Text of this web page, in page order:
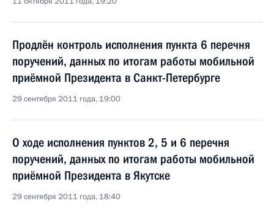
Продлён контроль исполнения пункта 6 перечня
поручений, данных по итогам работы мобильной
приёмной Президента в Санкт-Петербурге
29 сентября 2011 года, 19:00
О ходе исполнения пунктов 2, 5 и 6 перечня
поручений, данных по итогам работы мобильной
приёмной Президента в Якутске
29 сентября 2011 года, 18:40